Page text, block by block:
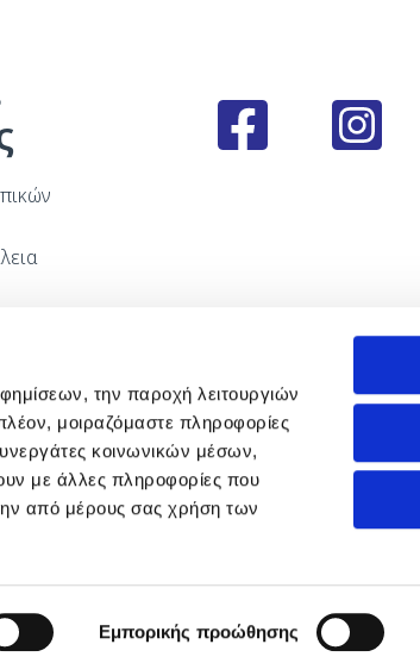
την παροχή λειτουργιών
μοιραζόμαστε πληροφορίες
κοινωνικών μέσων,
με άλλες πληροφορίες που
από μέρους σας χρήση των
Εμπορικής προώθησης